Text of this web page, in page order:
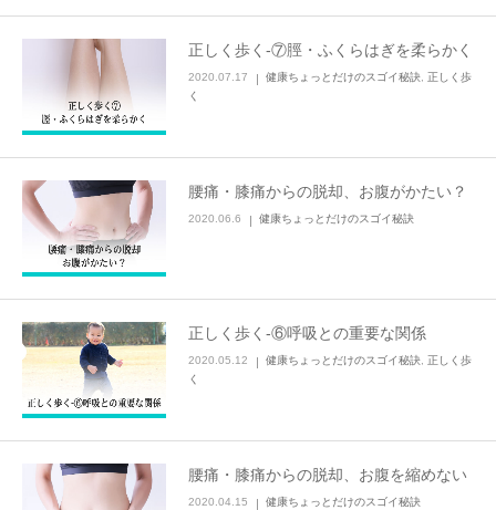
正しく歩く-⑦脛・ふくらはぎを柔らかく
2020.07.17 健康ちょっとだけのスゴイ秘訣 正しく歩
く
腰痛・膝痛からの脱却、お腹がかたい？
2020.06.6 健康ちょっとだけのスゴイ秘訣
正しく歩く-⑥呼吸との重要な関係
2020.05.12 健康ちょっとだけのスゴイ秘訣 正しく歩
く
腰痛・膝痛からの脱却、お腹を縮めない
2020.04.15 健康ちょっとだけのスゴイ秘訣